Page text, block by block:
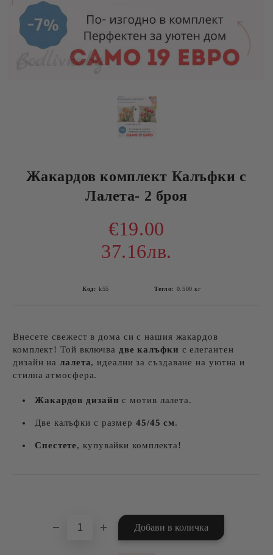
Жакардов комплект Калъфки с
Лалета- 2 броя
€19.00
37.16лв.
Код: k55 Тегло: 0.500 кг
Внесете свежест в дома си с нашия жакардов
комплект! Той включва две калъфки с елегантен
дизайн налалета, идеални за създаване на уютна и
стилна атмосфера.
Жакардов дизайн с мотив лалета.
Две калъфки с размер 45/45 см.
Спестете, купувайки комплекта!